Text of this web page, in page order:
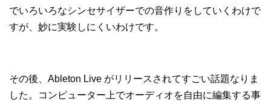
でいろいろなシンセサイザーでの音作りをしていくわけで
すが、妙に実験しにくいわけです。
その後、Ableton Live がリリースされてすごい話題なりま
した。コンピューター上でオーディオを自由に編集する事